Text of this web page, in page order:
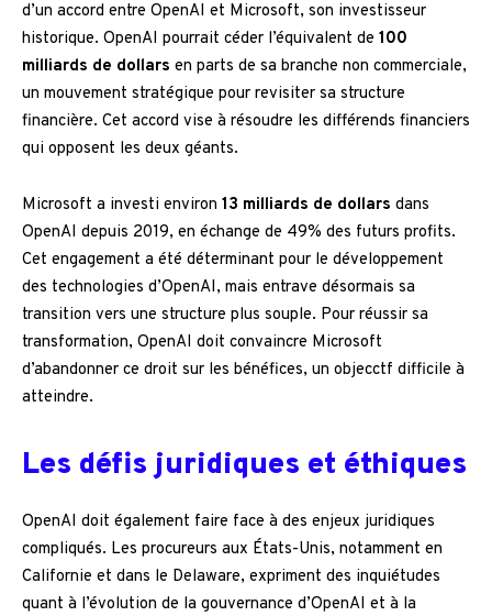
d’un accord entre OpenAI et Microsoft, son investisseur
historique. OpenAI pourrait céder l’équivalent de 100
milliards de dollars en parts de sa branche non commerciale,
un mouvement stratégique pour revisiter sa structure
financière. Cet accord vise à résoudre les différends financiers
qui opposent les deux géants.
Microsoft a investi environ 13 milliards de dollars dans
OpenAI depuis 2019, en échange de 49% des futurs profits.
Cet engagement a été déterminant pour le développement
des technologies d’OpenAI, mais entrave désormais sa
transition vers une structure plus souple. Pour réussir sa
transformation, OpenAI doit convaincre Microsoft
d’abandonner ce droit sur les bénéfices, un objecctf difficile à
atteindre.
Les défis juridiques et éthiques
OpenAI doit également faire face à des enjeux juridiques
compliqués. Les procureurs aux États-Unis, notamment en
Californie et dans le Delaware, expriment des inquiétudes
quant à l’évolution de la gouvernance d’OpenAI et à la